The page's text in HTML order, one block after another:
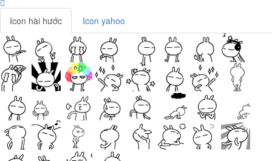
Icon hài hước Icon yahoo